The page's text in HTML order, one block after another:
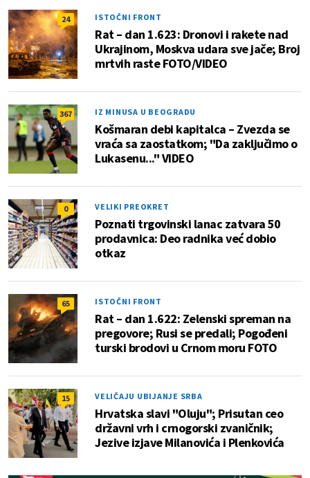
24 ISTOČNI FRONT
Rat – dan 1.623: Dronovi i rakete nad
Ukrajinom, Moskva udara sve jače; Broj
mrtvih raste FOTO/VIDEO
367 IZ MINUSA U BEOGRADU
Košmaran debi kapitalca – Zvezda se
vraća sa zaostatkom; "Da zaključimo o
Lukasenu..." VIDEO
0 VELIKI PREOKRET
Poznati trgovinski lanac zatvara 50
prodavnica: Deo radnika već dobio
otkaz
65 ISTOČNI FRONT
Rat – dan 1.622: Zelenski spreman na
pregovore; Rusi se predali; Pogođeni
turski brodovi u Crnom moru FOTO
15 VELIČAJU UBIJANJE SRBA
Hrvatska slavi "Oluju"; Prisutan ceo
državni vrh i crnogorski zvaničnik;
Jezive izjave Milanovića i Plenkovića